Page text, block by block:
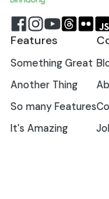
Features
Something Great
Another Thing
So many Features
It's Amazing